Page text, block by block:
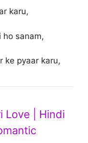
karu,
ho sanam,
ke pyaar karu,
Love | Hindi